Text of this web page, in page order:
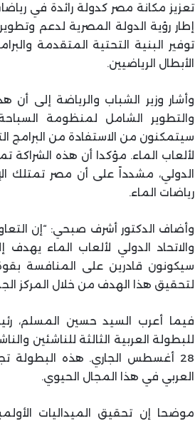
تعزيز مكانة مصر كدولة رائدة في
إطار رؤية الدولة المصرية لدعم
توفير البنية التحتية المتقدمة
الأبطال الرياضيين.
وأشار وزير الشباب والرياضة إلى
والتطوير الشامل لمنظومة
سيتمكنون من الاستفادة من البرامج
لألعاب الماء. مؤكدا أن هذه
الدولي، مشدداً على أن مصر تمتلك
رياضات الماء.
وأضاف الدكتور أشرف صبحي: “إن
والاتحاد الدولي لألعاب الماء
سيكونون قادرين على المنافسة
لتحقيق هذا الهدف من خلال المركز
فيما أعرب السيد حسين المسلم،
28 أغسطس الجاري. هذه البطولة
العربي في هذا المجال الحيوي.
موضحا إن تحقيق الميداليات